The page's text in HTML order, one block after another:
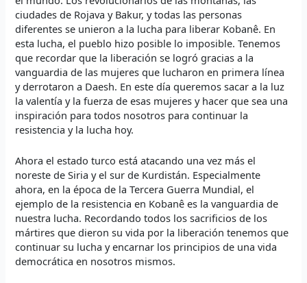
ciudades de Rojava y Bakur, y todas las personas
diferentes se unieron a la lucha para liberar Kobanê. En
esta lucha, el pueblo hizo posible lo imposible. Tenemos
que recordar que la liberación se logró gracias a la
vanguardia de las mujeres que lucharon en primera línea
y derrotaron a Daesh. En este día queremos sacar a la luz
la valentía y la fuerza de esas mujeres y hacer que sea una
inspiración para todos nosotros para continuar la
resistencia y la lucha hoy.
Ahora el estado turco está atacando una vez más el
noreste de Siria y el sur de Kurdistán. Especialmente
ahora, en la época de la Tercera Guerra Mundial, el
ejemplo de la resistencia en Kobanê es la vanguardia de
nuestra lucha. Recordando todos los sacrificios de los
mártires que dieron su vida por la liberación tenemos que
continuar su lucha y encarnar los principios de una vida
democrática en nosotros mismos.